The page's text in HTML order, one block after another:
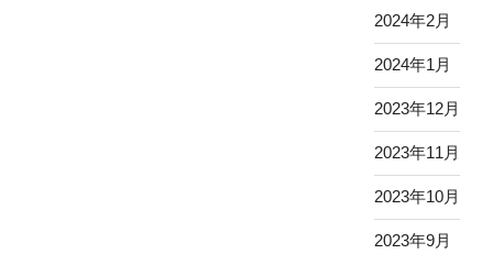
2024年2月
2024年1月
2023年12月
2023年11月
2023年10月
2023年9月